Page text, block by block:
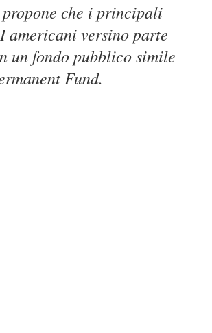
che i principali
americani versino parte
un fondo pubblico simile
Fund.